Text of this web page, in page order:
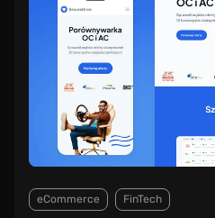
eCommerce FinTech